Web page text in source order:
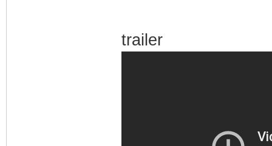
trailer